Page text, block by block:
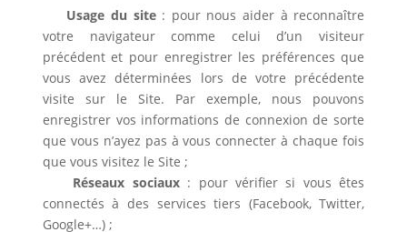
Usage du site: pour nous aider à reconnaître
votre navigateur comme celui d’un visiteur
précédent et pour enregistrer les préférences que
vous avez déterminées lors de votre précédente
visite sur le Site. Par exemple, nous pouvons
enregistrer vos informations de connexion de sorte
que vous n’ayez pas à vous connecter à chaque fois
que vous visitez le Site ;
Réseaux sociaux: pour vérifier si vous êtes
connectés à des services tiers (Facebook, Twitter,
Google+…) ;